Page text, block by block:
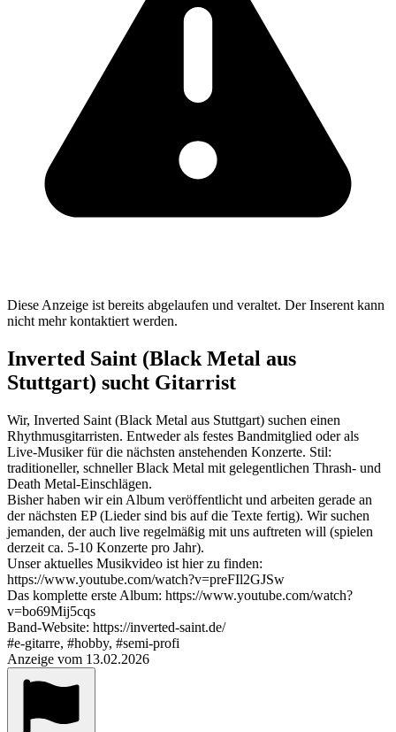
Diese Anzeige ist bereits abgelaufen und veraltet. Der Inserent kann
nicht mehr kontaktiert werden.
Inverted Saint (Black Metal aus
Stuttgart) sucht Gitarrist
Wir, Inverted Saint (Black Metal aus Stuttgart) suchen einen
Rhythmusgitarristen. Entweder als festes Bandmitglied oder als
Live-Musiker für die nächsten anstehenden Konzerte. Stil:
traditioneller, schneller Black Metal mit gelegentlichen Thrash- und
Death Metal-Einschlägen.
Bisher haben wir ein Album veröffentlicht und arbeiten gerade an
der nächsten EP (Lieder sind bis auf die Texte fertig). Wir suchen
jemanden, der auch live regelmäßig mit uns auftreten will (spielen
derzeit ca. 5-10 Konzerte pro Jahr).
Unser aktuelles Musikvideo ist hier zu finden:
https://www.youtube.com/watch?v=preFIl2GJSw
Das komplette erste Album: https://www.youtube.com/watch?
v=bo69Mij5cqs
Band-Website: https://inverted-saint.de/
#e-gitarre, #hobby, #semi-profi
Anzeige vom 13.02.2026